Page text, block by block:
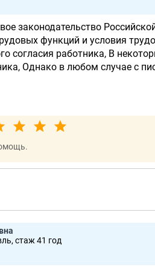
законодательство
функций и условия
согласия работника, В
Однако в любом случае с
стаж 41 год